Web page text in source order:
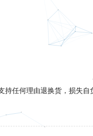
任何理由退换货，损失自